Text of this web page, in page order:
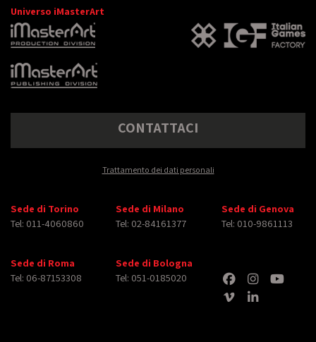
Universo iMasterArt
CONTATTACI
Trattamento dei dati personali
Sede di Torino
Tel: 011-4060860
Sede di Milano
Tel: 02-84161377
Sede di Genova
Tel: 010-9861113
Sede di Roma
Tel: 06-87153308
Sede di Bologna
Tel: 051-0185020